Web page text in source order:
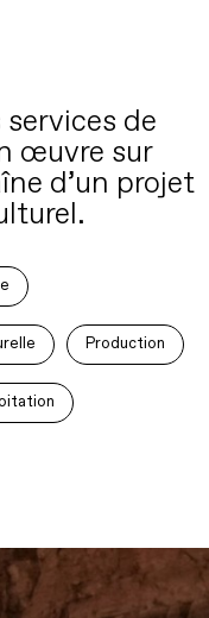
de
œuvre sur
d’un projet
Production